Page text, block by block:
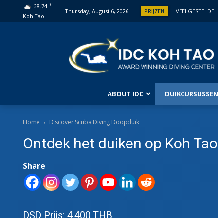
28.74°C
Koh Tao
Thursday, August 6, 2026 PRIJZEN VEELGESTELDE
ABOUT IDC DUIKCURSUSSEN
Home Discover Scuba Diving Doopduik
Ontdek het duiken op Koh
Share
DSD Prijs: 4.400 THB